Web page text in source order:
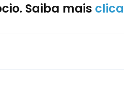
Saiba mais